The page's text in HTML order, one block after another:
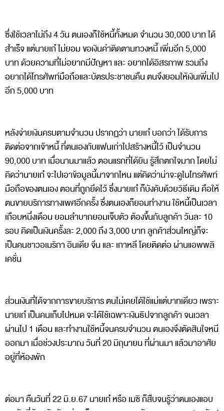
ซึ่งใช้เวลาไม่ถึง 4 วัน ตนเองก็ใช้หนี้ทั้งหมด จำนวน 30,000 บาท ได้
สำเร็จ แต่นายเก๋ ไม่ยอม ขอเงินค่าติดตามทวงหนี้ เพิ่มอีก 5,000
บาท ด้วยความที่ไม่อยากมีปัญหา และ อยากได้อิสรภาพ รวมถึง
อยากได้โทรศัพท์มือถือและบัตรประชาชนคืน ตนจึงยอมให้เงินเพิ่มไป
อีก 5,000 บาท
หลังจ่ายเงินครบตามจำนวน ปรากฏว่า นายเก๋ บอกว่า ได้รับการ
ติดต่อจากเจ้าหนี้ ที่ตนเองกับแฟนเก่าไปสร้างหนี้ไว้ เป็นจำนวน
90,000 บาท เมื่อนานมาแล้ว ตอนแรกที่ได้ยิน รู้สึกตกใจมาก โดยไม่
คิดว่านายเก๋ จะไปเอาข้อมูลนี้มาจากไหน แต่คิดว่าน่าจะดูในโทรศัพท์
มือถือของตนเอง ตอนที่ถูกยึดไว้ ซึ่งนายเก๋ ก็บังคับด้วยวิธีเดิม คือให้
ตนขายบริการทางเพศอีกครั้ง ซึ่งตนเองก็ยอมทำงาน ใช้หนี้เป็นเวลา
เกือบหนึ่งเดือน ยอมลำบากยอมเจ็บตัว ต้องขึ้นกับลูกค้า วันละ 10
รอบ คิดเป็นเงินครั้งละ 2,000 ถึง 3,000 บาท ลูกค้าส่วนใหญ่ก็จะ
เป็นคนชาวอเมริกา อินเดีย จีน และ เกาหลี โดยติดต่อ ผ่านแอพพลิ
เคชั่น
ส่วนเงินที่ได้จากการขายบริการ ตนไม่เคยได้ใช้แม่แต่บาทเดียว เพราะ
นายเก๋ เป็นคนเก็บไปหมด จะได้ใช้เฉพาะเงินธิปจากลูกค้า จนเวลา
ผ่านไป 1 เดือน และทำงานใช้หนี้จนครบจำนวน ตนเองจึงตัดสินใจหนี
ออกมา เมื่อช่วงประมาณ วันที่ 20 มิถุนายน ที่ผ่านมา แล้วมาอาศัย
อยู่ที่ห้องพัก
ต่อมา คืนวันที่ 22 มิ.ย.67 นายเก๋ หรือ เมซิ ก็สืบจนรู้ว่าตนเองแอบ